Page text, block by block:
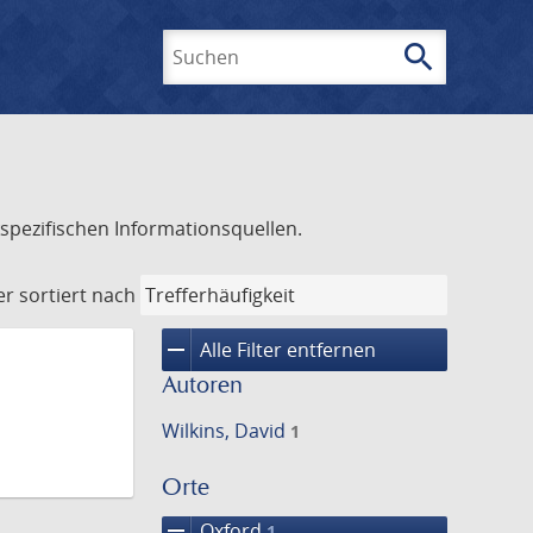
search
Informationsquellen.
sortiert nach
remove Alle Filter entfernen
Autoren
Wilkins, David 1
Orte